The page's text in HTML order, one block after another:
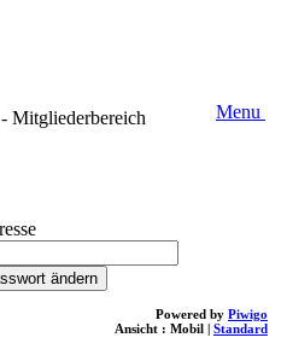
Mitgliederbereich Menu
Powered by Piwigo
Ansicht : Mobil Standard